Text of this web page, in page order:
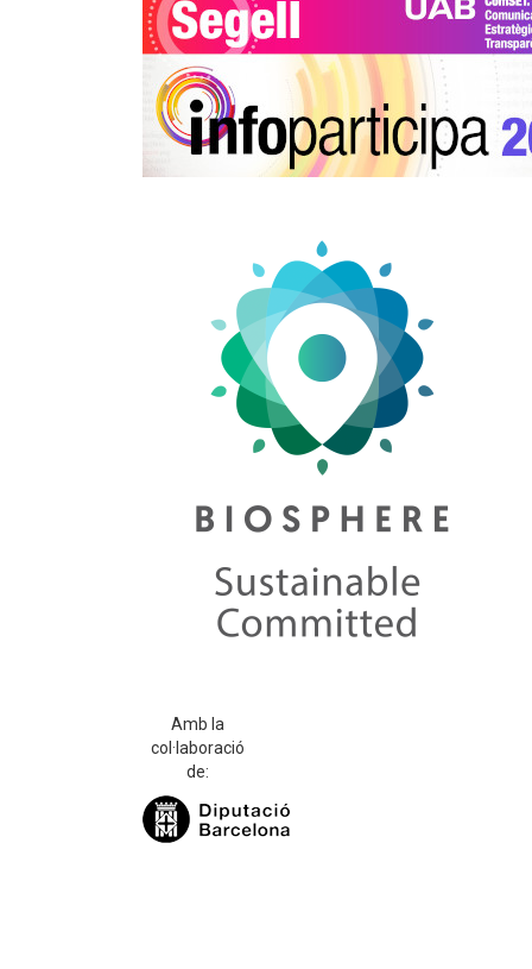
Amb la
col·laboració
de: